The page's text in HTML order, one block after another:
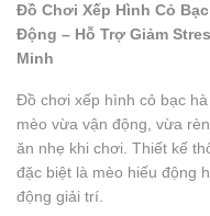
Đồ Chơi Xếp Hình Cỏ
Động – Hỗ Trợ Giảm
Minh
Đồ chơi xếp hình cỏ bạc
mèo vừa vận động, vừa
ăn nhẹ khi chơi. Thiết kế
đặc biệt là mèo hiếu động
động giải trí.